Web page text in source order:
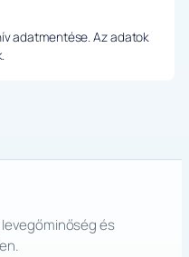
adatmentése. Az adatok
és